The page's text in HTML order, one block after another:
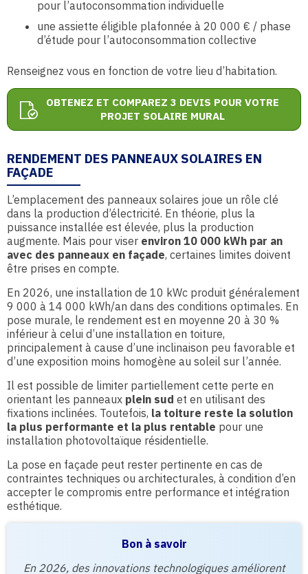
pour l’autoconsommation individuelle
une assiette éligible plafonnée à 20 000 € / phase
d’étude pour l’autoconsommation collective
Renseignez vous en fonction de votre lieu d’habitation.
OBTENEZ ET COMPAREZ 3 DEVIS POUR VOTRE
PROJET SOLAIRE MURAL
RENDEMENT DES PANNEAUX SOLAIRES EN
FAÇADE
L’emplacement des panneaux solaires joue un rôle clé
dans la production d’électricité. En théorie, plus la
puissance installée est élevée, plus la production
augmente. Mais pour viser environ 10 000 kWh par an
avec des panneaux en façade, certaines limites doivent
être prises en compte.
En 2026, une installation de 10 kWc produit généralement
9 000 à 14 000 kWh/an dans des conditions optimales. En
pose murale, le rendement est en moyenne 20 à 30 %
inférieur à celui d’une installation en toiture,
principalement à cause d’une inclinaison peu favorable et
d’une exposition moins homogène au soleil sur l’année.
Il est possible de limiter partiellement cette perte en
orientant les panneaux plein sud et en utilisant des
fixations inclinées. Toutefois, la toiture reste la solution
la plus performante et la plus rentable pour une
installation photovoltaïque résidentielle.
La pose en façade peut rester pertinente en cas de
contraintes techniques ou architecturales, à condition d’en
accepter le compromis entre performance et intégration
esthétique.
Bon à savoir
En 2026, des innovations technologiques améliorent